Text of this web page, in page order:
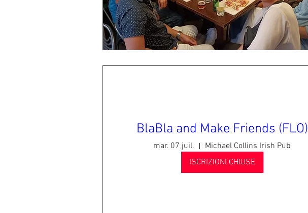
BlaBla and Make Friends (FLO)
mar. 07 juil.
Michael Collins Irish Pub
ISCRIZIONI CHIUSE